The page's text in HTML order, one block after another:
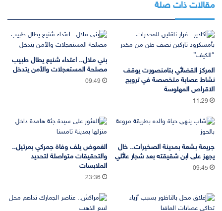
مقالات ذات صلة
المركز القضائي بتامنصورت يوقف
نشاط عصابة متخصصة في ترويج
الاقراص المهلوسة
11:29
بني ملال.. اعتداء شنيع يطال طبيب
مصلحة المستعجلات والأمن يتدخل
09:49
جريمة بشعة بمدينة الصخيرات.. خال
يجهز على ابن شقيقته بعد شجار عائلي
09:45
الغموض يلف وفاة جمركي بمرتيل..
والتحقيقات متواصلة لتحديد
الملابسات
23:36